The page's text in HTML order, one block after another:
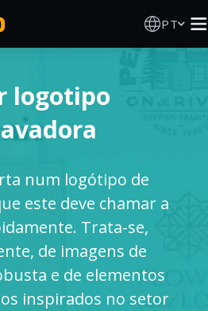
PT
IA
logotipo
num logótipo de
este deve chamar a
Trata-se,
de imagens de
e de elementos
inspirados no setor